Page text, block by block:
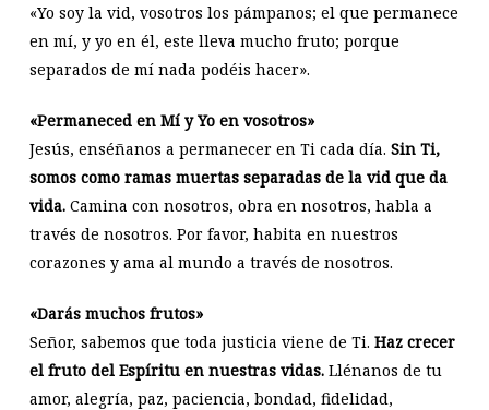
«Yo soy la vid, vosotros los pámpanos; el que permanece
en mí, y yo en él, este lleva mucho fruto; porque
separados de mí nada podéis hacer».
«Permaneced en Mí y Yo en vosotros»
Jesús, enséñanos a permanecer en Ti cada día. Sin Ti,
somos como ramas muertas separadas de la vid que da
vida.Camina con nosotros, obra en nosotros, habla a
través de nosotros. Por favor, habita en nuestros
corazones y ama al mundo a través de nosotros.
«Darás muchos frutos»
Señor, sabemos que toda justicia viene de Ti. Haz crecer
el fruto del Espíritu en nuestras vidas.Llénanos de tu
amor, alegría, paz, paciencia, bondad, fidelidad,